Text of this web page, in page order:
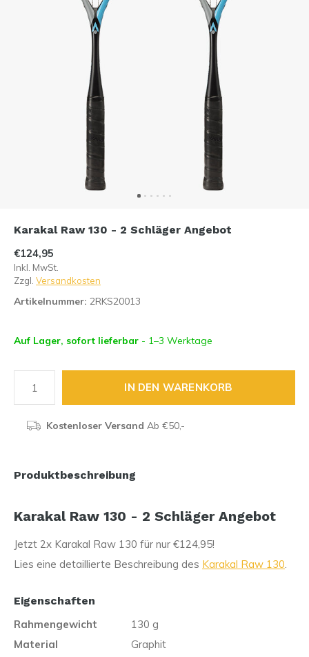
Karakal Raw 130 - 2 Schläger Angebot
€124,95
Inkl. MwSt.
Zzgl. Versandkosten
Artikelnummer: 2RKS20013
Auf Lager, sofort lieferbar - 1–3 Werktage
IN DEN WARENKORB
Kostenloser Versand Ab €50,-
Produktbeschreibung
Karakal Raw 130 - 2 Schläger Angebot
Jetzt 2x Karakal Raw 130 für nur €124,95!
Lies eine detaillierte Beschreibung des Karakal Raw 130.
Eigenschaften
Rahmengewicht
130 g
Material
Graphit